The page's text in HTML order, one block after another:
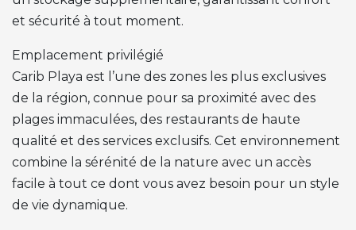
et sécurité à tout moment.
Emplacement privilégié
Carib Playa est l’une des zones les plus exclusives
de la région, connue pour sa proximité avec des
plages immaculées, des restaurants de haute
qualité et des services exclusifs. Cet environnement
combine la sérénité de la nature avec un accès
facile à tout ce dont vous avez besoin pour un style
de vie dynamique.